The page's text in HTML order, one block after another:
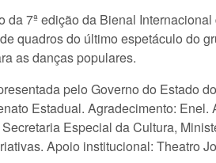
7ª edição da Bienal
quadros do último espetáculo do
as danças populares.
pelo Governo do Estado
Estadual. Agradecimento:
Especial da Cultura,
Apoio institucional: Theatro